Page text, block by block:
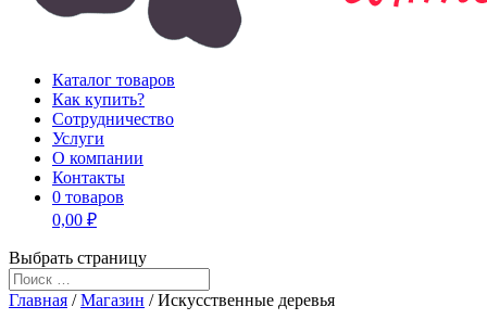
Каталог товаров
Как купить?
Сотрудничество
Услуги
О компании
Контакты
0 товаров
0,00 ₽
Выбрать страницу
Главная /Магазин / Искусственные деревья